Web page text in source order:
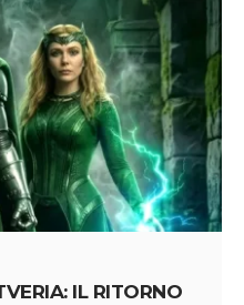
IL RITORNO